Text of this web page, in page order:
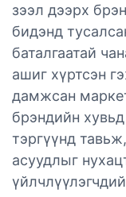
зээл дээрх
бидэнд
баталгаатай
ашиг хүртсэн
дамжсан
брэндийн
тэргүүнд
асуудлыг